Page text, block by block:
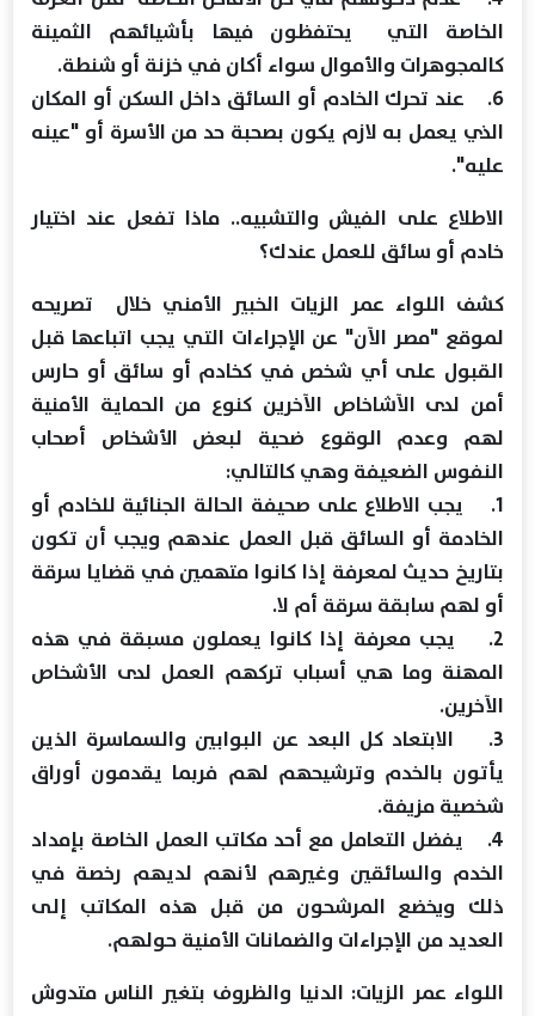
الخاصة التي يحتفظون فيها بأشيائهم الثمينة
كالمجوهرات والأموال سواء أكان في خزنة أو شنطة.
6. عند تحرك الخادم أو السائق داخل السكن أو المكان
الذي يعمل به لازم يكون بصحبة حد من الأسرة أو "عينه
عليه".
الاطلاع على الفيش والتشبيه.. ماذا تفعل عند اختيار
خادم أو سائق للعمل عندك؟
كشف اللواء عمر الزيات الخبير الأمني خلال تصريحه
لموقع "مصر الآن" عن الإجراءات التي يجب اتباعها قبل
القبول على أي شخص في كخادم أو سائق أو حارس
أمن لدى الآشاخاص الآخرين كنوع من الحماية الأمنية
لهم وعدم الوقوع ضحية لبعض الأشخاص أصحاب
النفوس الضعيفة وهي كالتالي:
1. يجب الاطلاع على صحيفة الحالة الجنائية للخادم أو
الخادمة أو السائق قبل العمل عندهم ويجب أن تكون
بتاريخ حديث لمعرفة إذا كانوا متهمين في قضايا سرقة
أو لهم سابقة سرقة أم لا.
2. يجب معرفة إذا كانوا يعملون مسبقة في هذه
المهنة وما هي أسباب تركهم العمل لدى الأشخاص
الآخرين.
3. الابتعاد كل البعد عن البوابين والسماسرة الذين
يأتون بالخدم وترشيحهم لهم فربما يقدمون أوراق
شخصية مزيفة.
4. يفضل التعامل مع أحد مكاتب العمل الخاصة بإمداد
الخدم والسائقين وغيرهم لأنهم لديهم رخصة في
ذلك ويخضع المرشحون من قبل هذه المكاتب إلى
العديد من الإجراءات والضمانات الأمنية حولهم.
اللواء عمر الزيات: الدنيا والظروف بتغير الناس متدوش